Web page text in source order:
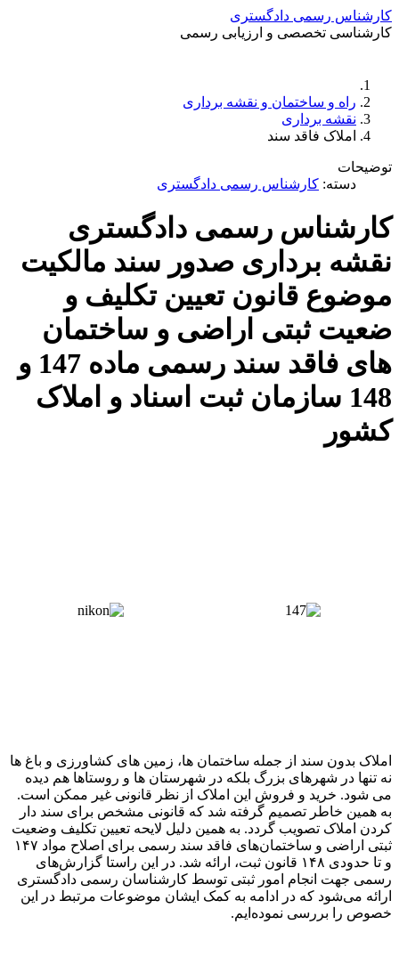
رسمی دادگستری
تخصصی و ارزیابی رسمی
راه و ساختمان و نقشه برداری
نقشه برداری
املاک فاقد سند
دسته:کارشناس رسمی دادگستری
رسمی دادگستری
برداری صدور سند مالکیت
قانون تعیین تکلیف و
ثبتی اراضی و ساختمان
های فاقد سند رسمی ماده 147 و
148 سازمان ثبت اسناد و املاک
بدون سند از جمله ساختمان ها، زمین های کشاورزی و باغ ها
تنها در شهرهای بزرگ بلکه در شهرستان ها و روستاها هم دیده
شود. خرید و فروش این املاک از نظر قانونی غیر ممکن است.
همین خاطر تصمیم گرفته شد که قانونی مشخص برای سند دار
املاک تصویب گردد. به همین دلیل لایحه تعیین تکلیف وضعیت
ثبتی اراضی و ساختمان‌های فاقد سند رسمی برای اصلاح مواد ۱۴۷
و تا حدودی ۱۴۸ قانون ثبت، ارائه شد. در این راستا گزارش‌های
جهت انجام امور ثبتی توسط کارشناسان رسمی دادگستری
می‌شود که در ادامه به کمک ایشان موضوعات مرتبط در این
را بررسی نموده‌ایم.